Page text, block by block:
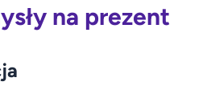
na prezent